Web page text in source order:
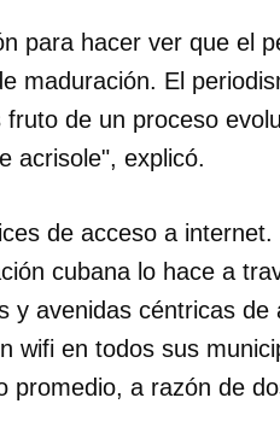
para hacer ver que el
maduración. El
de un proceso
acrisole", explicó.
de acceso a internet.
cubana lo hace a
y avenidas céntricas de
wifi en todos sus
promedio, a razón de